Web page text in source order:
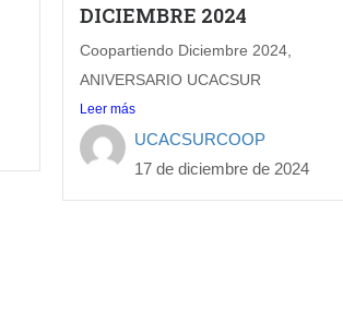
DICIEMBRE 2024
Coopartiendo Diciembre 2024,
ANIVERSARIO UCACSUR
Leer más
UCACSURCOOP
17 de diciembre de 2024